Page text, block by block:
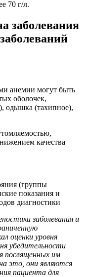
70 г/л.
заболевания
анемии могут быть
оболочек,
одышка (тахипное),
качества
(группы
показания и
диагностики
заболевания и
оценки уровня
убедительности
посвященных им
это, они являются
пациента для